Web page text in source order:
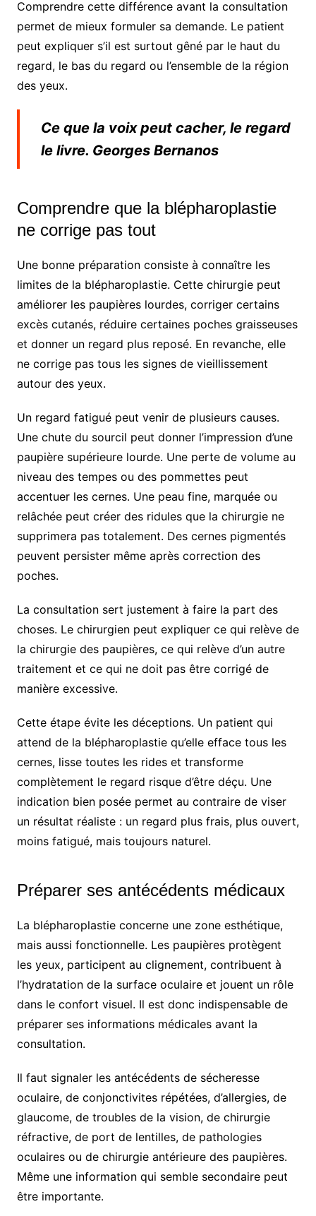
Comprendre cette différence avant la consultation
permet de mieux formuler sa demande. Le patient
peut expliquer s’il est surtout gêné par le haut du
regard, le bas du regard ou l’ensemble de la région
des yeux.
Ce que la voix peut cacher, le regard
le livre. Georges Bernanos
Comprendre que la blépharoplastie
ne corrige pas tout
Une bonne préparation consiste à connaître les
limites de la blépharoplastie. Cette chirurgie peut
améliorer les paupières lourdes, corriger certains
excès cutanés, réduire certaines poches graisseuses
et donner un regard plus reposé. En revanche, elle
ne corrige pas tous les signes de vieillissement
autour des yeux.
Un regard fatigué peut venir de plusieurs causes.
Une chute du sourcil peut donner l’impression d’une
paupière supérieure lourde. Une perte de volume au
niveau des tempes ou des pommettes peut
accentuer les cernes. Une peau fine, marquée ou
relâchée peut créer des ridules que la chirurgie ne
supprimera pas totalement. Des cernes pigmentés
peuvent persister même après correction des
poches.
La consultation sert justement à faire la part des
choses. Le chirurgien peut expliquer ce qui relève de
la chirurgie des paupières, ce qui relève d’un autre
traitement et ce qui ne doit pas être corrigé de
manière excessive.
Cette étape évite les déceptions. Un patient qui
attend de la blépharoplastie qu’elle efface tous les
cernes, lisse toutes les rides et transforme
complètement le regard risque d’être déçu. Une
indication bien posée permet au contraire de viser
un résultat réaliste : un regard plus frais, plus ouvert,
moins fatigué, mais toujours naturel.
Préparer ses antécédents médicaux
La blépharoplastie concerne une zone esthétique,
mais aussi fonctionnelle. Les paupières protègent
les yeux, participent au clignement, contribuent à
l’hydratation de la surface oculaire et jouent un rôle
dans le confort visuel. Il est donc indispensable de
préparer ses informations médicales avant la
consultation.
Il faut signaler les antécédents de sécheresse
oculaire, de conjonctivites répétées, d’allergies, de
glaucome, de troubles de la vision, de chirurgie
réfractive, de port de lentilles, de pathologies
oculaires ou de chirurgie antérieure des paupières.
Même une information qui semble secondaire peut
être importante.